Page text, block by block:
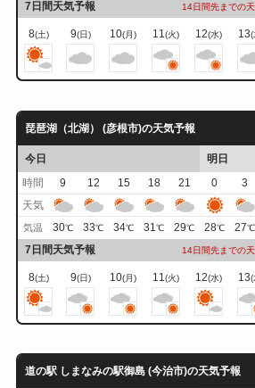
7日間天気予報 14日間先までの
8(土) 9(日) 10(月) 11(火) 12(水) 13(
琵琶湖（北湖） (彦根市)の天気予報
今日
明日
時間
9 12 15 18 21 0 3
天気
気温 30℃ 33℃ 34℃ 31℃ 29℃ 28℃ 27℃
7日間天気予報 14日間先までの
8(土) 9(日) 10(月) 11 (火) 12(水) 13(
道の駅 しまなみの駅御島 (今治市)の天気予報